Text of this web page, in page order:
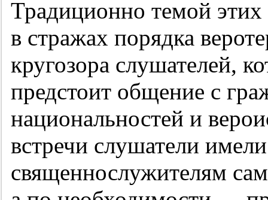
Традиционно темой этих
в стражах порядка
кругозора слушателей,
предстоит общение с
национальностей и
встречи слушатели
священнослужителям